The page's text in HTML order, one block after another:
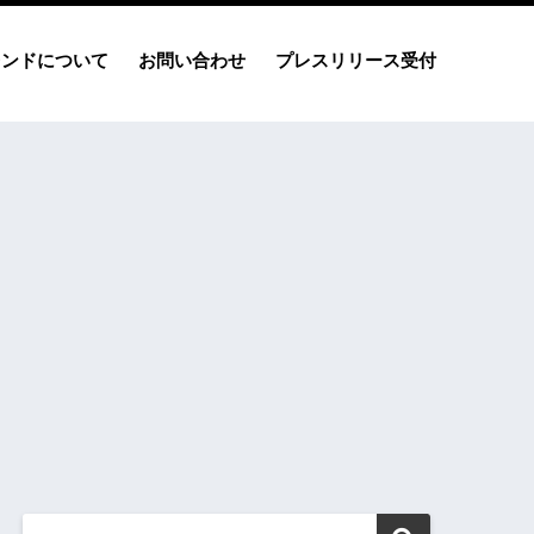
ドについて お問い合わせ プレスリリース受付